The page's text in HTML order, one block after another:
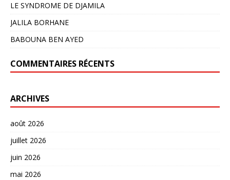
LE SYNDROME DE DJAMILA
JALILA BORHANE
BABOUNA BEN AYED
COMMENTAIRES RÉCENTS
ARCHIVES
août 2026
juillet 2026
juin 2026
mai 2026